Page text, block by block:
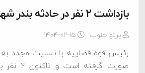
بازداشت ۲ نفر در حادثه بندر شهید رجایی
پرتو جنوب ۱۴۰۴-۰۲-۱۵
رئیس قوه قضاییه با تسلیت مجدد به
صورت